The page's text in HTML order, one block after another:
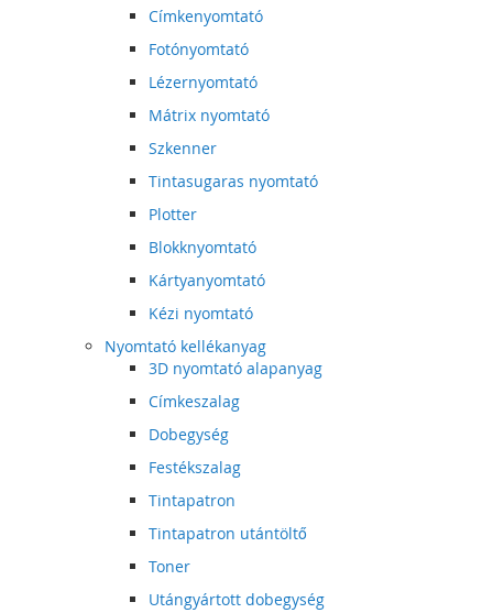
Címkenyomtató
Fotónyomtató
Lézernyomtató
Mátrix nyomtató
Szkenner
Tintasugaras nyomtató
Plotter
Blokknyomtató
Kártyanyomtató
Kézi nyomtató
Nyomtató kellékanyag
3D nyomtató alapanyag
Címkeszalag
Dobegység
Festékszalag
Tintapatron
Tintapatron utántöltő
Toner
Utángyártott dobegység